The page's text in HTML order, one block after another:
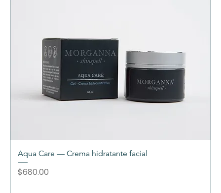
Aqua Care — Crema hidratante facial
Precio
$680.00